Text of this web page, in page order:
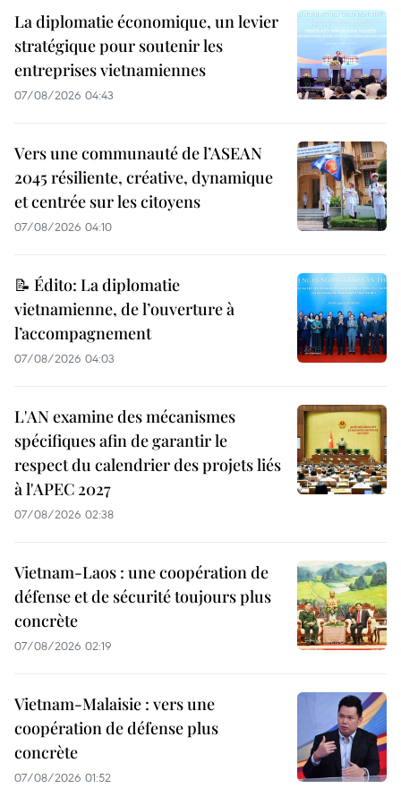
La diplomatie économique, un levier
stratégique pour soutenir les
entreprises vietnamiennes
07/08/2026 04:43
Vers une communauté de l’ASEAN
2045 résiliente, créative, dynamique
et centrée sur les citoyens
07/08/2026 04:10
📝 Édito: La diplomatie
vietnamienne, de l’ouverture à
l’accompagnement
07/08/2026 04:03
L'AN examine des mécanismes
spécifiques afin de garantir le
respect du calendrier des projets liés
à l'APEC 2027
07/08/2026 02:38
Vietnam-Laos : une coopération de
défense et de sécurité toujours plus
concrète
07/08/2026 02:19
Vietnam-Malaisie : vers une
coopération de défense plus
concrète
07/08/2026 01:52